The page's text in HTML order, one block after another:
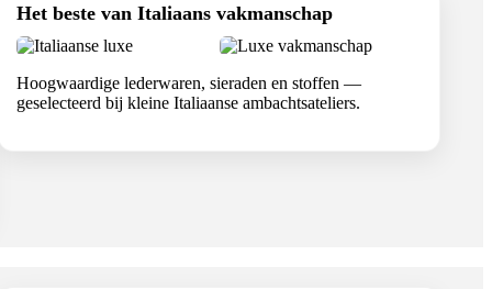
Het beste van Italiaans vakmanschap
Hoogwaardige lederwaren, sieraden en stoffen —
geselecteerd bij kleine Italiaanse ambachtsateliers.